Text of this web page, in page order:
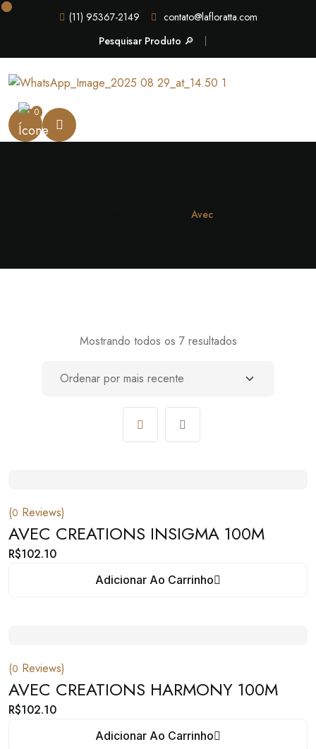
(11) 95367-2149
contato@lafloratta.com
Pesquisar Produto 🔎
0
Avec
Mostrando todos os 7 resultados
(0 Reviews)
AVEC CREATIONS INSIGMA 100M
R$102.10
Adicionar Ao Carrinho
(0 Reviews)
AVEC CREATIONS HARMONY 100M
R$102.10
Adicionar Ao Carrinho